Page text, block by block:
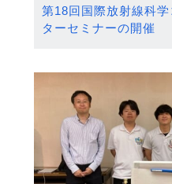
第18回国際放射線科
ターセミナーの開催